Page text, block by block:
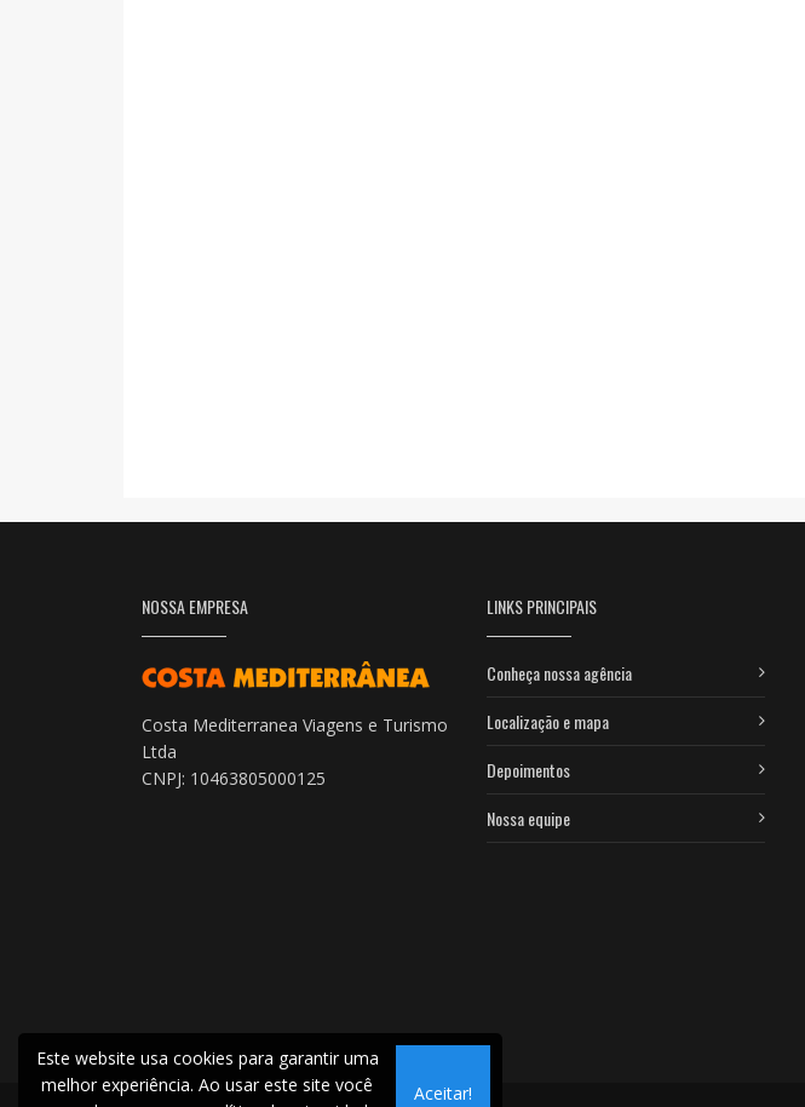
NOSSA EMPRESA
Costa Mediterranea Viagens e Turismo
Ltda
CNPJ: 10463805000125
LINKS PRINCIPAIS
Conheça nossa agência
Localização e mapa
Depoimentos
Nossa equipe
Este website usa cookies para garantir uma
melhor experiência. Ao usar este site você
Aceitar!